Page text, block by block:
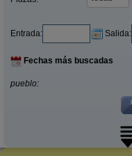
Entrada: Salida:
Fechas más buscadas
pueblo: